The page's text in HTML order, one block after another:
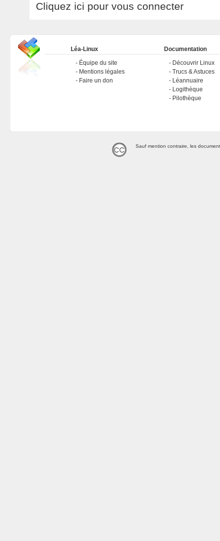
Cliquez ici pour vous connecter
Léa-Linux
Équipe du site
Mentions légales
Faire un don
Documentation
Découvrir Linux
Trucs & Astuces
Léannuaire
Logithèque
Pilothèque
Sauf mention contraire, les